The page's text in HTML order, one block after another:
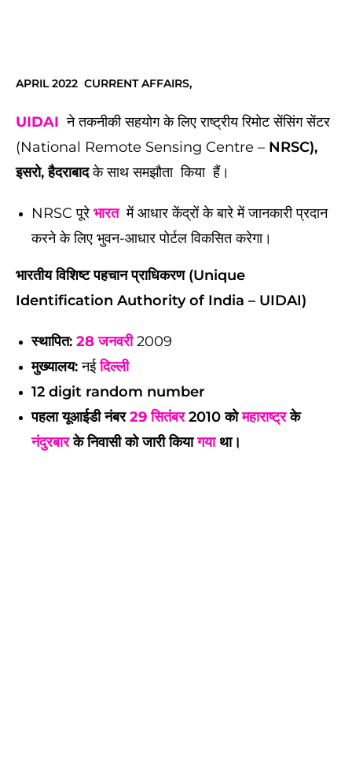
APRIL 2022 CURRENT AFFAIRS,
UIDAI ने तकनीकी सहयोग के लिए राष्ट्रीय रिमोट सेंसिंग सेंटर
(National Remote Sensing Centre – NRSC),
इसरो, हैदराबादके साथ समझौता किया हैं।
NRSC पूरे भारतमें आधार केंद्रों के बारे में जानकारी प्रदान
करने के लिए भुवन-आधार पोर्टल विकसित करेगा।
भारतीय विशिष्ट पहचान प्राधिकरण (Unique
Identification Authority of India – UIDAI)
स्थापित: 28 जनवरी2009
मुख्यालय:नईदिल्ली
12 digit random number
पहला यूआईडी नंबर29 सितंबर2010 कोमहाराष्ट्रके
नंदुरबारके निवासी को जारी कियागयाथा।